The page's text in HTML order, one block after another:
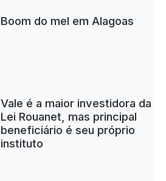
Boom do mel em Alagoas
Vale é a maior investidora da
Lei Rouanet, mas principal
beneficiário é seu próprio
instituto